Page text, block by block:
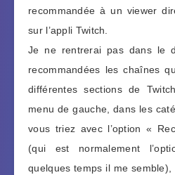
recommandée à un viewer
sur l’appli Twitch.
Je ne rentrerai pas dans le
recommandées les chaînes
différentes sections de
menu de gauche, dans les
vous triez avec l’option «
(qui est normalement
quelques temps il me semble),